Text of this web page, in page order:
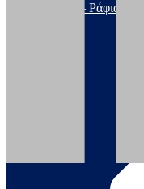
Σκάλες – Ράφια